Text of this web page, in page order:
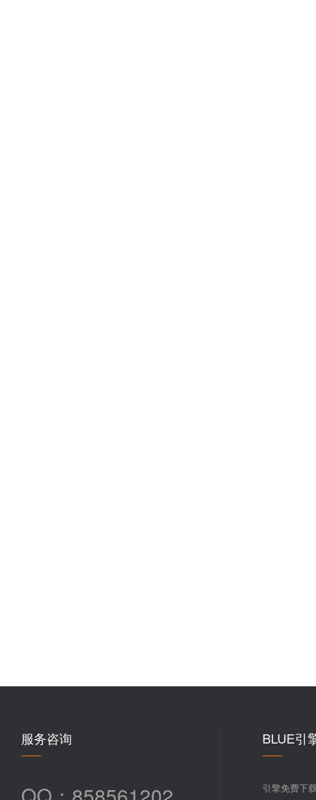
服务咨询 BLUE引
引擎免费下